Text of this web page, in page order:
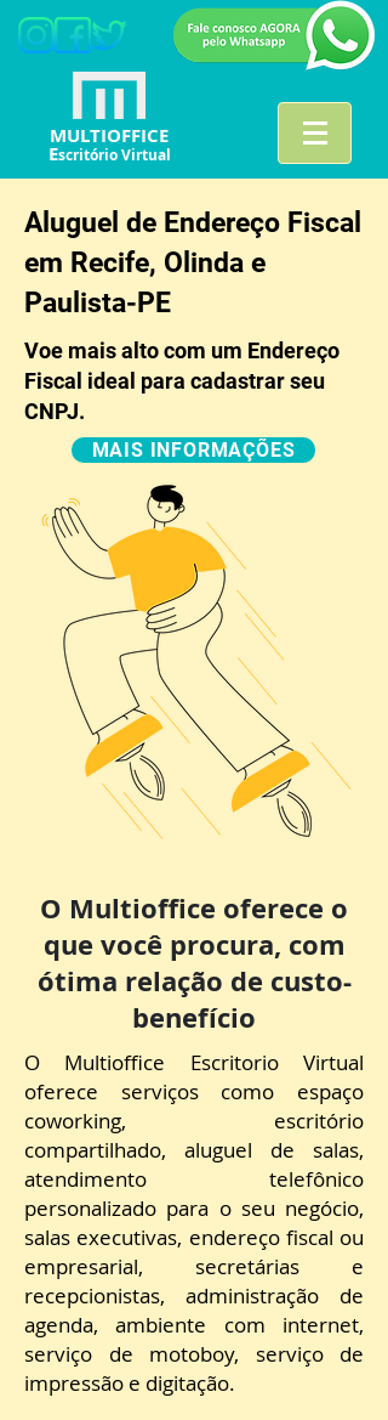
MULTIOFFICE
Escritório Virtual
Aluguel de Endereço Fiscal
em Recife, Olinda e
Paulista-PE
Voe mais alto com um Endereço
Fiscal ideal para cadastrar seu
CNPJ.
MAIS INFORMAÇÕES
O Multioffice oferece o
que você procura, com
ótima relação de custo-
benefício
O Multioffice Escritorio Virtual
oferece serviços como espaço
coworking, escritório
compartilhado, aluguel de salas,
atendimento telefônico
personalizado para o seu negócio,
salas executivas, endereço fiscal ou
empresarial, secretárias e
recepcionistas, administração de
agenda, ambiente com internet,
serviço de motoboy, serviço de
impressão e digitação.